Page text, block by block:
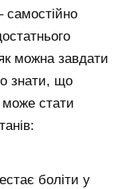
самостійно
можна завдати
знати, що
може стати
боліти у